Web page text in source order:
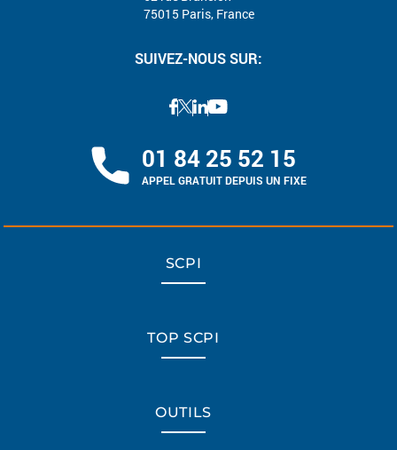
75015 Paris, France
SUIVEZ-NOUS SUR:
01 84 25 52 15
APPEL GRATUIT DEPUIS UN FIXE
SCPI
TOP SCPI
OUTILS